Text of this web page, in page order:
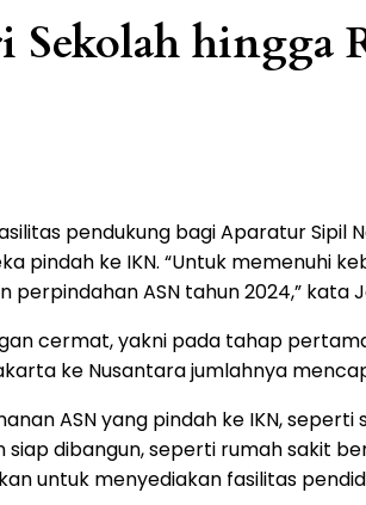
hingga
pendukung bagi Aparatur
pindah ke IKN. “Untuk memenuhi
ASN tahun 2024,” kata
cermat, yakni pada tahap
ke Nusantara jumlahnya
ASN yang pindah ke IKN, seperti
siap dibangun, seperti rumah sakit
untuk menyediakan fasilitas